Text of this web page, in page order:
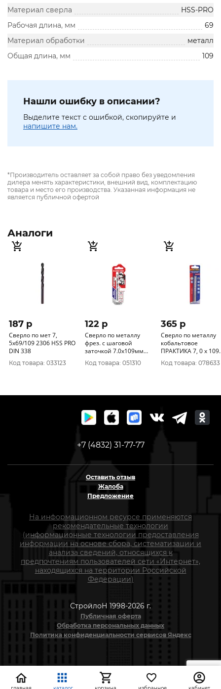
Материал сверла
HSS-PRO
Рабочая длина, мм
69
Материал обработки
металл
Общая длина, мм
109
Нашли ошибку в описании?
Выделите текст с ошибкой, скопируйте и
напишите нам.
*Производитель оставляет за собой право без уведомления
дилера менять характеристики, внешний вид, комплектацию
товара и место его производства. Указанная информация не
является публичной офертой
Аналоги
187 p
Сверло по мет 7,
5х69/109 2306 HSS PRO
DIN 338
Код товара: 033123
122 p
Сверло по металлу
фрез. с шаговой
заточкой 7.0х109мм
"Hardcore" Step Cutter
140070
Код товара: 051310
365 p
Сверло по металлу
кобальтовое
ПРАКТИКА 7, 0 х 109
мм Р6М5К5, (1шт.)
блистер 033-536
Код товара: 078633
+7 (4832) 31-77-77
Оставить отзыв
Жалоба
Предложение
На информационном ресурсе применяются
рекомендательные технологии
(информационные технологии предоставления
информации на основе сбора, систематизации и
анализа сведений, относящихся к
предпочтениям пользователей сети «Интернет»,
находящихся на территории Российской
Федерации)
СтройлоН 1998-2026 г.
Публичная оферта
Обработка персональных данных
Политика конфиденциальности сервисов Яндекс